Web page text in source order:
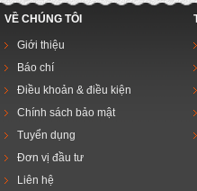
VỀ CHÚNG TÔI
Giới thiệu
Báo chí
Điều khoản & điều kiện
Chính sách bảo mật
Tuyển dụng
Đơn vị đầu tư
Liên hệ